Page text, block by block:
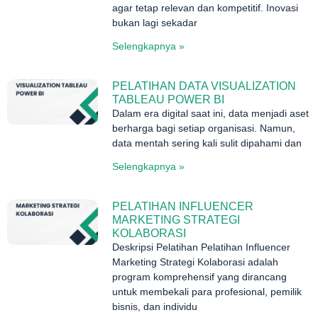
agar tetap relevan dan kompetitif. Inovasi
bukan lagi sekadar
Selengkapnya »
PELATIHAN DATA VISUALIZATION
TABLEAU POWER BI
Dalam era digital saat ini, data menjadi aset
berharga bagi setiap organisasi. Namun,
data mentah sering kali sulit dipahami dan
Selengkapnya »
PELATIHAN INFLUENCER
MARKETING STRATEGI
KOLABORASI
Deskripsi Pelatihan Pelatihan Influencer
Marketing Strategi Kolaborasi adalah
program komprehensif yang dirancang
untuk membekali para profesional, pemilik
bisnis, dan individu